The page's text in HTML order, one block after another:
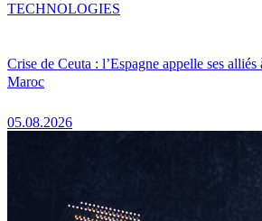
Crise de Ceuta : l’Espagne appelle ses alliés
Maroc
05.08.2026
TECHNOLOGIES